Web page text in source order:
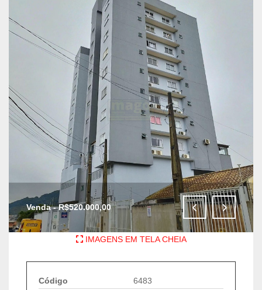
Venda - R$520.000,00
IMAGENS EM TELA CHEIA
Código
6483